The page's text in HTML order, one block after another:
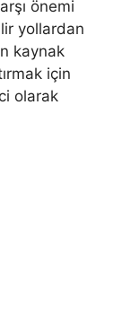
önemi
yollardan
kaynak
için
olarak